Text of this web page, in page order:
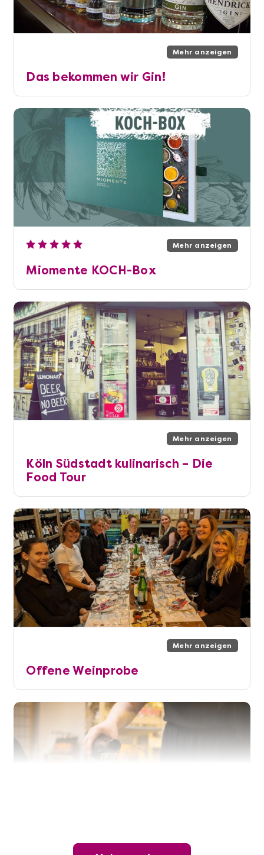
Mehr anzeigen
Das bekommen wir Gin!
Mehr anzeigen
Miomente KOCH-Box
Mehr anzeigen
Köln Südstadt kulinarisch – Die
Food Tour
Mehr anzeigen
Offene Weinprobe